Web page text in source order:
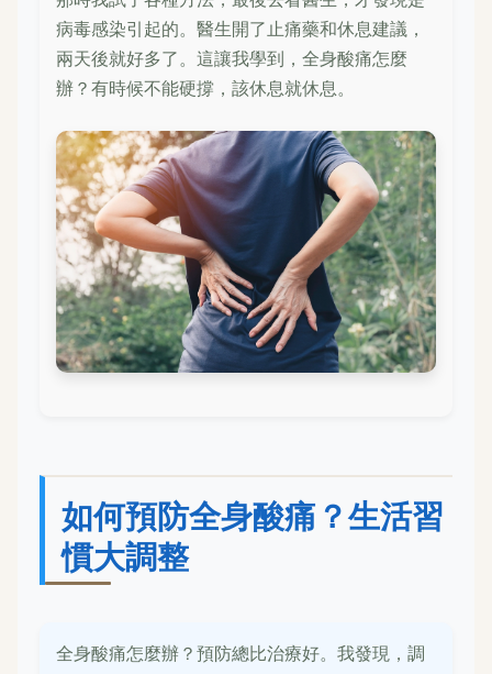
病毒感染引起的。醫生開了止痛藥和休息建議，
兩天後就好多了。這讓我學到，全身酸痛怎麼
辦？有時候不能硬撐，該休息就休息。
如何預防全身酸痛？生活習
慣大調整
全身酸痛怎麼辦？預防總比治療好。我發現，調